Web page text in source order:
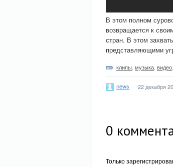
В этом полном
возвращается к
стран. В этом
представляющими
клипы музыка видео
news 22 декабря
0
Только